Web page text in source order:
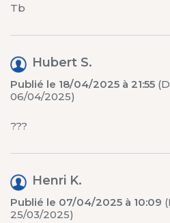
Tb
Hubert S.
Publié le 18/04/2025 à 21:55
06/04/2025)
???
Henri K.
Publié le 07/04/2025 à 10:09
25/03/2025)